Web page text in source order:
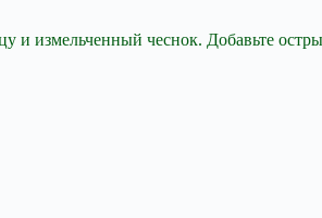
и измельченный чеснок. Добавьте